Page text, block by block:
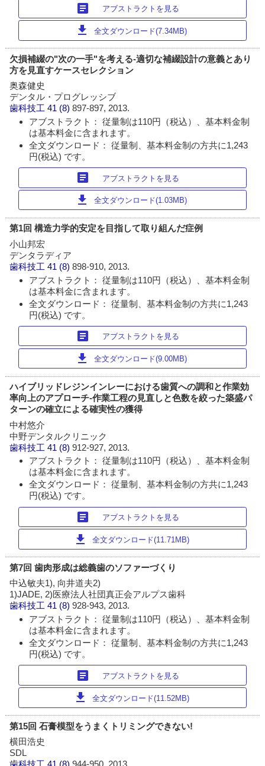
article アブストラクトを見る
download 全文ダウンロード(7.34MB)
欠損補綴の"次の一手"を考える-適切な補綴設計の意義とあり
方を見直すケースセレクション
奥森健史
デンタル・プログレッシブ
歯科技工 41 (8)897-897, 2013.
アブストラクト： 従量制は110円（税込）、基本料金制
は基本料金に含まれます。
全文ダウンロード： 従量制、基本料金制の方共に1,243
円(税込) です。
article アブストラクトを見る
download 全文ダウンロード(1.03MB)
第1回 構造力学的安定を目指して取り組んだ症例
小山邦宏
デンタラディア
歯科技工 41 (8)898-910, 2013.
アブストラクト： 従量制は110円（税込）、基本料金制
は基本料金に含まれます。
全文ダウンロード： 従量制、基本料金制の方共に1,243
円(税込) です。
article アブストラクトを見る
download 全文ダウンロード(9.00MB)
ハイブリッドレジンインレーにおける歯質への調和と作業効
率向上のアプローチ-作業工程の見直しと色数を絞った築盛パ
ターンの確立による確実性の獲得
中村悠介
中野デンタルクリニック
歯科技工 41 (8)912-927, 2013.
アブストラクト： 従量制は110円（税込）、基本料金制
は基本料金に含まれます。
全文ダウンロード： 従量制、基本料金制の方共に1,243
円(税込) です。
article アブストラクトを見る
download 全文ダウンロード(11.71MB)
第7回 歯肉形成は総義歯のソファーづくり
中込敏夫1), 向井道夫2)
1)JADE, 2)医療法人社団真正会アルプス歯科
歯科技工 41 (8)928-943, 2013.
アブストラクト： 従量制は110円（税込）、基本料金制
は基本料金に含まれます。
全文ダウンロード： 従量制、基本料金制の方共に1,243
円(税込) です。
article アブストラクトを見る
download 全文ダウンロード(11.52MB)
第15回 石膏模型をうまくトリミングできない!
横田浩史
SDL